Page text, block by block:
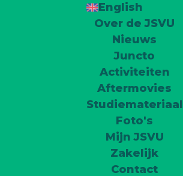
English
Over de JSVU
Nieuws
Juncto
Activiteiten
Aftermovies
Studiemateriaal
Foto's
Mijn JSVU
Zakelijk
Contact